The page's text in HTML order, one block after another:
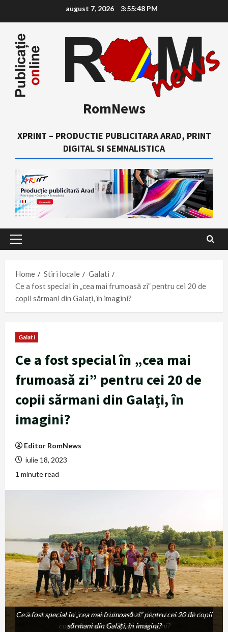
content
august 7, 2026 3:55:49 PM
RomNews
XPRINT – PRODUCTIE PUBLICITARA ARAD, PRINT
DIGITAL SI SEMNALISTICA
Primary
Home
Stiri locale
Galati
Ce a fost special în „cea mai frumoasă zi” pentru cei 20 de
copii sărmani din Galați, în imagini?
Galati
Ce a fost special în „cea mai
frumoasă zi” pentru cei 20 de
copii sărmani din Galați, în
imagini?
Editor RomNews
iulie 18, 2023
1 minute read
Ce a fost special în „cea mai frumoasă zi” pentru cei 20 de
copii sărmani din Galați, în imagini?
Ce a fost special în „cea mai frumoasă zi” pentru cei 20 de copii
sărmani din Galați, în imagini?